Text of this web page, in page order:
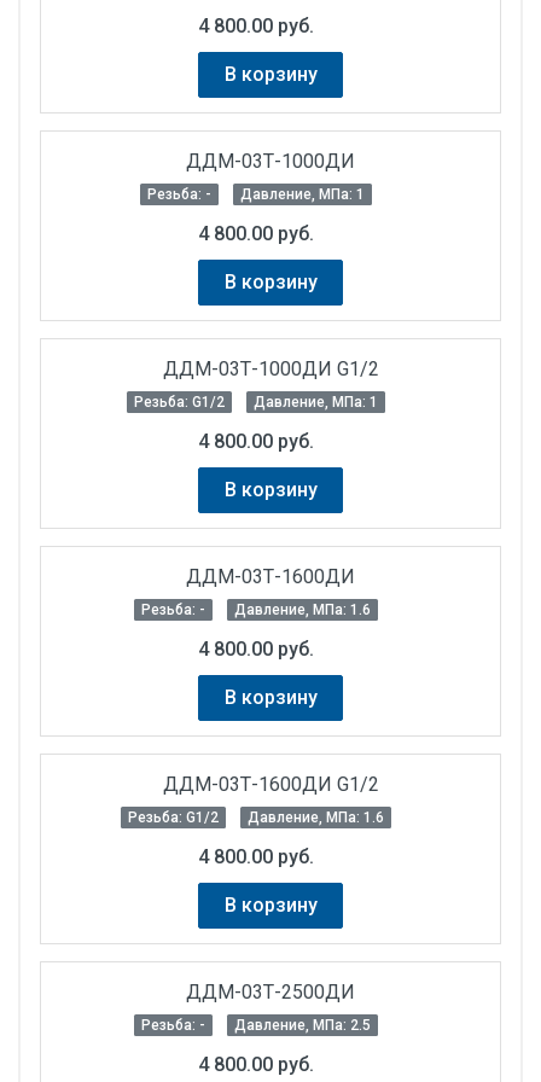
4 800.00 руб.
В корзину
ДДМ-03Т-1000ДИ
Резьба: - Давление, МПа: 1
4 800.00 руб.
В корзину
ДДМ-03Т-1000ДИ G1/2
Резьба: G1/2 Давление, МПа: 1
4 800.00 руб.
В корзину
ДДМ-03Т-1600ДИ
Резьба: - Давление, МПа: 1.6
4 800.00 руб.
В корзину
ДДМ-03Т-1600ДИ G1/2
Резьба: G1/2 Давление, МПа: 1.6
4 800.00 руб.
В корзину
ДДМ-03Т-2500ДИ
Резьба: - Давление, МПа: 2.5
4 800.00 руб.